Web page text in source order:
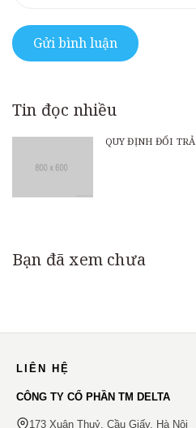
Gửi bình luận
Tin đọc nhiều
QUY ĐỊNH ĐỔI TRẢ
Bạn đã xem chưa
LIÊN HỆ
CÔNG TY CỔ PHẦN TM DELTA
173 Xuân Thuỷ, Cầu Giấy, Hà Nội